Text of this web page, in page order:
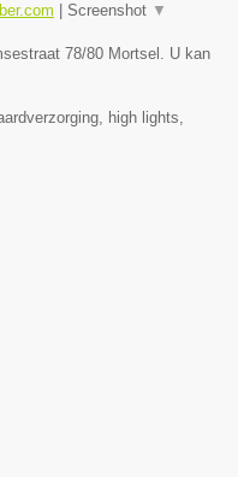
Screenshot ▼
78/80 Mortsel. U kan
high lights,